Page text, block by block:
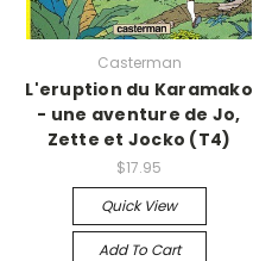
Casterman
L'eruption du Karamako
- une aventure de Jo,
Zette et Jocko (T4)
$17.95
Quick View
Add To Cart